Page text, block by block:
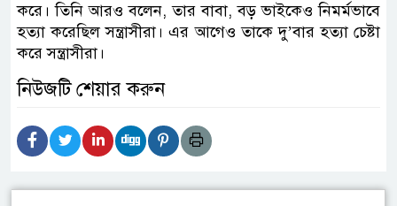
করে। তিনি আরও বলেন, তার বাবা, বড় ভাইকেও নিমর্মভাবে
হত্যা করেছিল সন্ত্রাসীরা। এর আগেও তাকে দু’বার হত্যা চেষ্টা
করে সন্ত্রাসীরা।
নিউজটি শেয়ার করুন